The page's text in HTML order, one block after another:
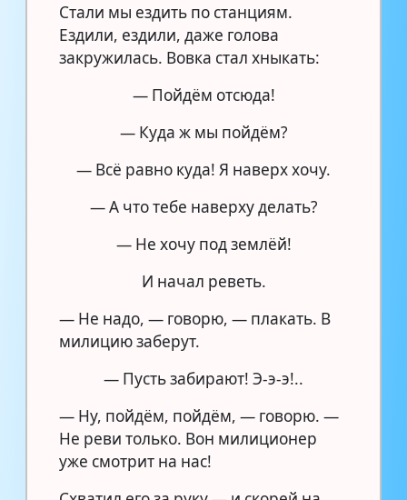
Стали мы ездить по станциям.
Ездили, ездили, даже голова
закружилась. Вовка стал хныкать:
— Пойдём отсюда!
— Куда ж мы пойдём?
— Всё равно куда! Я наверх хочу.
— А что тебе наверху делать?
— Не хочу под землёй!
И начал реветь.
— Не надо, — говорю, — плакать. В
милицию заберут.
— Пусть забирают! Э-э-э!..
— Ну, пойдём, пойдём, — говорю. —
Не реви только. Вон милиционер
уже смотрит на нас!